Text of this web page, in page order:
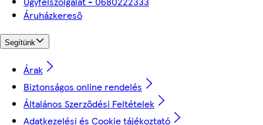
Áruházkereső
Segítünk
Árak
Biztonságos online rendelés
Általános Szerződési Feltételek
Adatkezelési és Cookie tájékoztató